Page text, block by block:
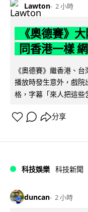
Lawton 2 小時
《奧德賽》
同香港一樣
《奧德賽》繼香港、
播放時發生意外，戲
格，字幕「來人把這些
分享
科技娛樂 科技新聞
duncan 2 小時